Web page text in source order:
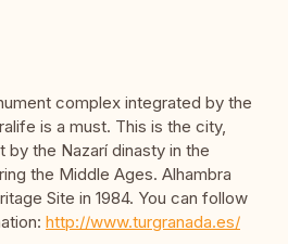
complex integrated by the
is a must. This is the city,
the Nazarí dinasty in the
the Middle Ages. Alhambra
Site in 1984. You can follow
http://www.turgranada.es/